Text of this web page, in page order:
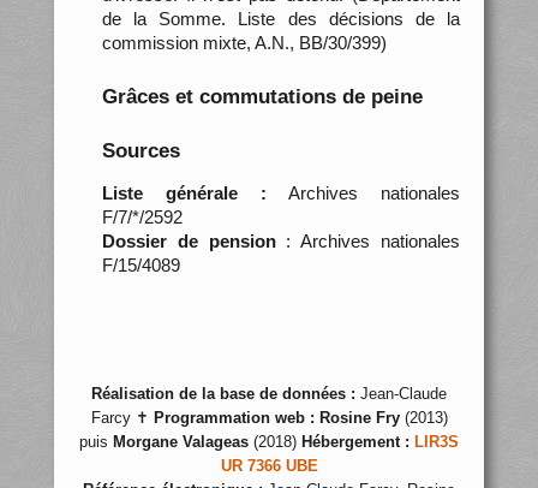
de la Somme. Liste des décisions de la
commission mixte, A.N., BB/30/399)
Grâces et commutations de peine
Sources
Liste générale : Archives nationales
F/7/*/2592
Dossier de pension: Archives nationales
F/15/4089
Réalisation de la base de données : Jean-Claude
Farcy ✝ Programmation web : Rosine Fry(2013)
puis Morgane Valageas (2018) Hébergement : LIR3S
UR 7366 UBE